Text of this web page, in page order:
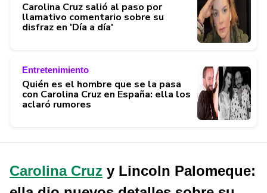
Carolina Cruz salió al paso por
llamativo comentario sobre su
disfraz en 'Día a día'
Entretenimiento
Quién es el hombre que se la pasa
con Carolina Cruz en España: ella los
aclaró rumores
Carolina Cruz y Lincoln Palomeque: